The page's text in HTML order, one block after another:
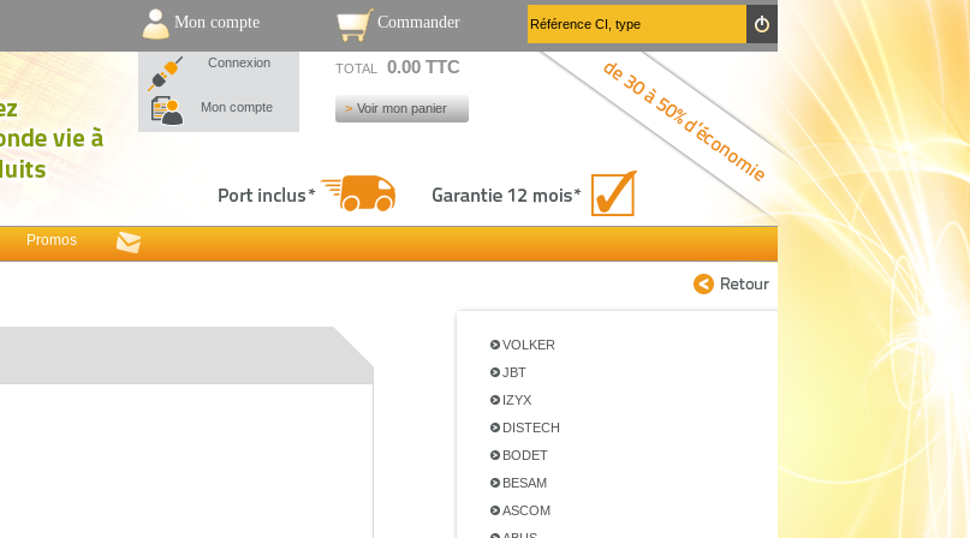
Mon compte
Connexion
Mon compte
Commander
TOTAL 0.00 TTC
Voir mon panier
Promos
VOLKER
JBT
IZYX
DISTECH
BODET
BESAM
ASCOM